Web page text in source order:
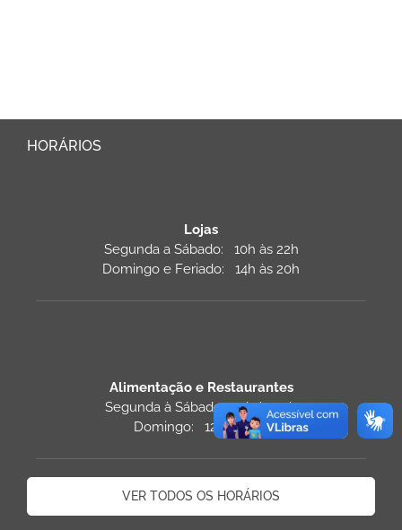
HORÁRIOS
Lojas
Segunda a Sábado: 10h às 22h
Domingo e Feriado: 14h às 20h
Alimentação e Restaurantes
Segunda à Sábado: 11h às 22h
Domingo: 12h às 22h
VER TODOS OS HORÁRIOS